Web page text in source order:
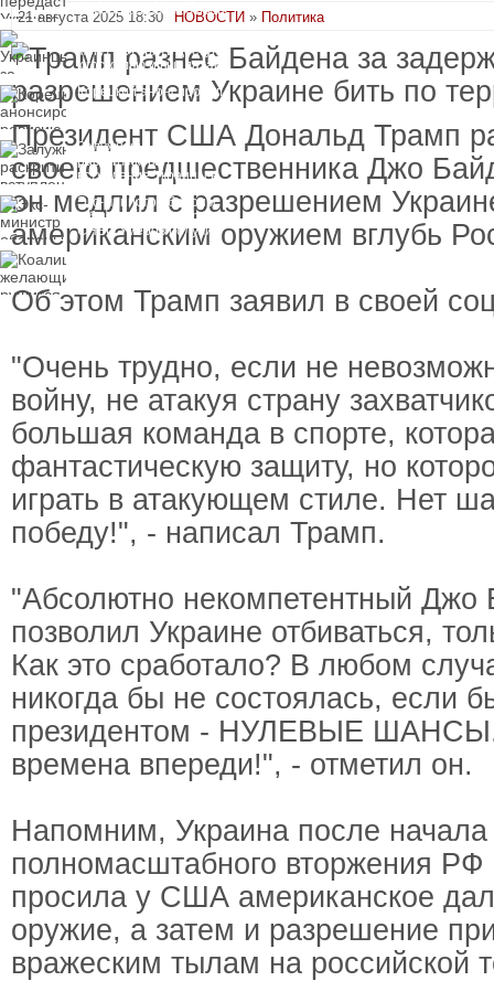
замороженных активов
России
могут потерять доступ
к госжилью и выплатам
Корецкий анонсировал
ревизию госбюджета
Залужный
раскритиковал
вступление Украины в
НАТО и предлагает
другие варианты
Экс-министр обороны
и бывший секретарь
СНБО Умеров получил
новую "вкусную"
сторонников Украины
21 августа 2025 18:30 НОВОСТИ » Политика
Президент США Дональд Трамп
своего предшественника Джо
он медлил с разрешением
американским оружием вглубь
Об этом Трамп заявил в своей
"Очень трудно, если не
войну, не атакуя страну
большая команда в спорте,
фантастическую защиту, но
играть в атакующем стиле. Нет
победу!", - написал Трамп.
"Абсолютно некомпетентный Джо
позволил Украине отбиваться,
Как это сработало? В любом
никогда бы не состоялась, если
президентом - НУЛЕВЫЕ
времена впереди!", - отметил он.
Напомним, Украина после начала
полномасштабного вторжения РФ
просила у США американское
оружие, а затем и разрешение
вражеским тылам на российской